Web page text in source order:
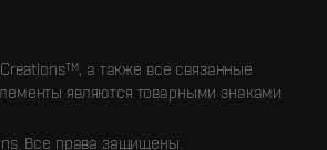
а также все связанные
являются товарными знаками
Все права защищены.